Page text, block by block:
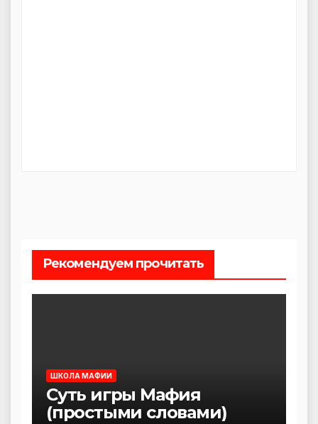
Рекомендуем прочитать
ШКОЛА МАФИИ
Суть игры Мафия
(простыми словами)